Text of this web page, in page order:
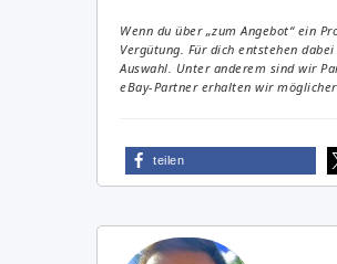
Wenn du über „zum Angebot“ ein
Vergütung. Für dich entstehen
Auswahl. Unter anderem sind wir
eBay-Partner erhalten wir
teilen